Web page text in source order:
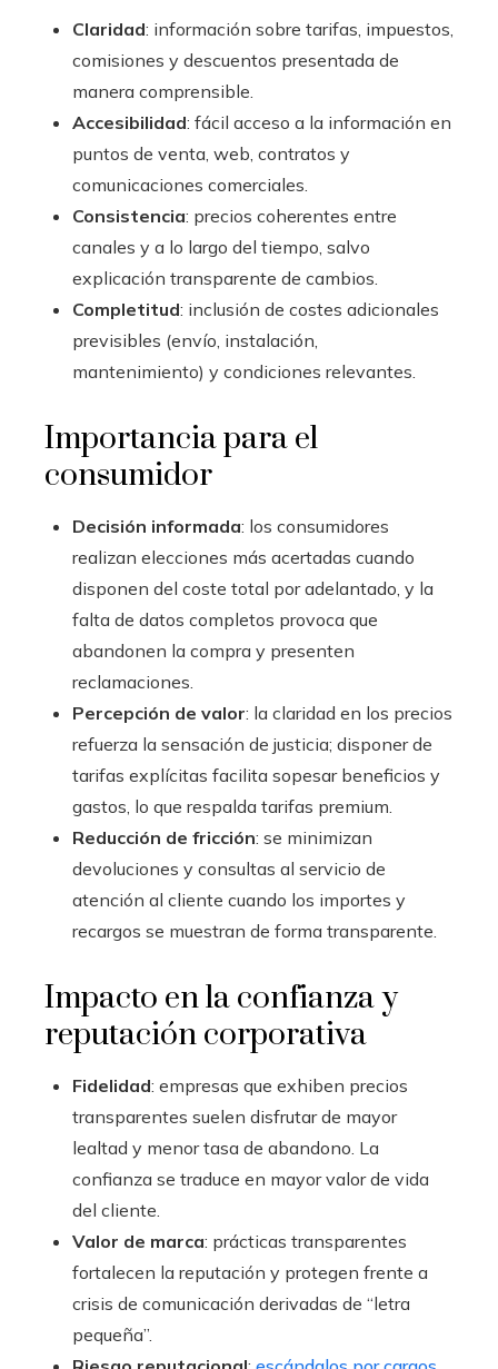
Claridad: información sobre tarifas, impuestos,
comisiones y descuentos presentada de
manera comprensible.
Accesibilidad: fácil acceso a la información en
puntos de venta, web, contratos y
comunicaciones comerciales.
Consistencia: precios coherentes entre
canales y a lo largo del tiempo, salvo
explicación transparente de cambios.
Completitud: inclusión de costes adicionales
previsibles (envío, instalación,
mantenimiento) y condiciones relevantes.
Importancia para el
consumidor
Decisión informada: los consumidores
realizan elecciones más acertadas cuando
disponen del coste total por adelantado, y la
falta de datos completos provoca que
abandonen la compra y presenten
reclamaciones.
Percepción de valor: la claridad en los precios
refuerza la sensación de justicia; disponer de
tarifas explícitas facilita sopesar beneficios y
gastos, lo que respalda tarifas premium.
Reducción de fricción: se minimizan
devoluciones y consultas al servicio de
atención al cliente cuando los importes y
recargos se muestran de forma transparente.
Impacto en la confianza y
reputación corporativa
Fidelidad: empresas que exhiben precios
transparentes suelen disfrutar de mayor
lealtad y menor tasa de abandono. La
confianza se traduce en mayor valor de vida
del cliente.
Valor de marca: prácticas transparentes
fortalecen la reputación y protegen frente a
crisis de comunicación derivadas de “letra
pequeña”.